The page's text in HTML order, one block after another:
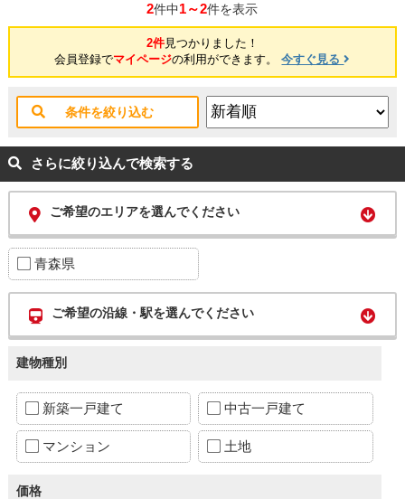
2件中1～2件を表示
2件見つかりました！
会員登録でマイページの利用ができます。今すぐ見る
条件を絞り込む
さらに絞り込んで検索する
ご希望のエリアを選んでください
青森県
ご希望の沿線・駅を選んでください
建物種別
新築一戸建て 中古一戸建て
マンション 土地
価格